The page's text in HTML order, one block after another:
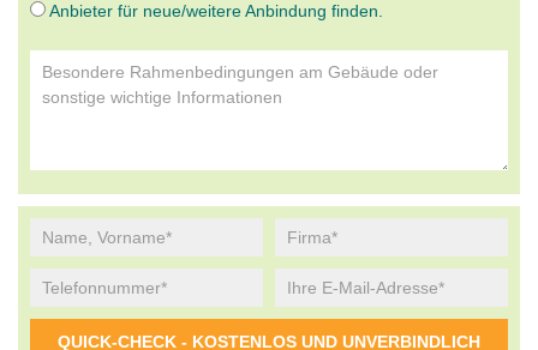
Anbieter für neue/weitere Anbindung finden.